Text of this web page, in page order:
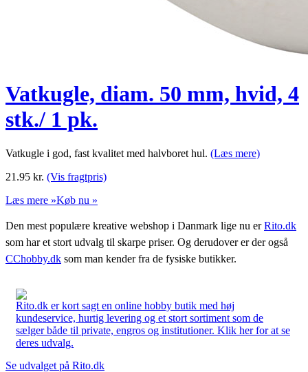
Vatkugle, diam. 50 mm, hvid, 4
stk./ 1 pk.
Vatkugle i god, fast kvalitet med halvboret hul. (Læs mere)
21.95 kr. (Vis fragtpris)
Læs mere »Køb nu »
Den mest populære kreative webshop i Danmark lige nu erRito.dk
som har et stort udvalg til skarpe priser. Og derudover er der også
CChobby.dk som man kender fra de fysiske butikker.
Rito.dk er kort sagt en online hobby butik med høj
kundeservice, hurtig levering og et stort sortiment som de
sælger både til private, engros og institutioner. Klik her for at se
deres udvalg.
Se udvalget på Rito.dk